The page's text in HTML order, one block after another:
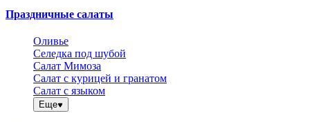
Праздничные салаты
Оливье
Селедка под шубой
Салат Мимоза
Салат с курицей и гранатом
Салат с языком
Еще